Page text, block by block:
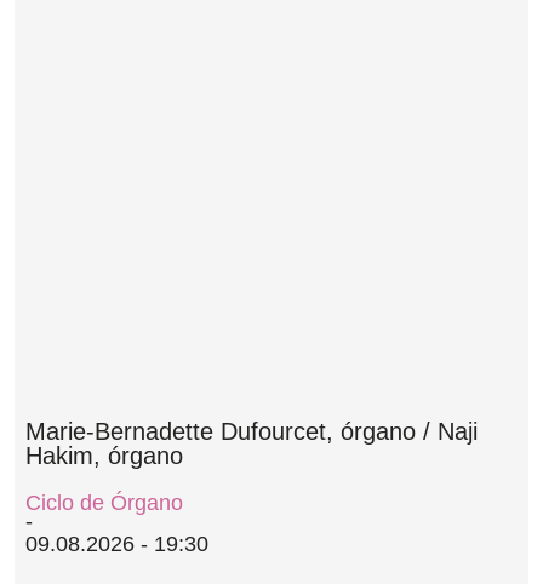
Marie-Bernadette Dufourcet, órgano / Naji
Hakim, órgano
Ciclo de Órgano
09.08.2026 - 19:30